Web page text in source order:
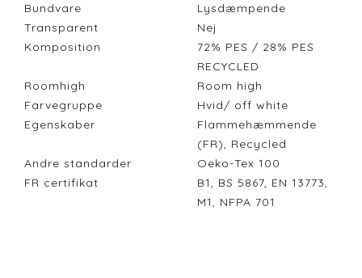
Bundvare
Lysdæmpende
Transparent
Nej
Komposition
72% PES / 28% PES
RECYCLED
Roomhigh
Room high
Farvegruppe
Hvid/ off white
Egenskaber
Flammehæmmende
(FR), Recycled
Andre standarder
Oeko-Tex 100
FR certifikat
B1, BS 5867, EN 13773,
M1, NFPA 701